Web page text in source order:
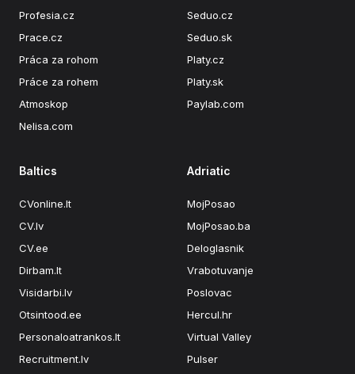
Profesia.cz
Prace.cz
Práca za rohom
Práce za rohem
Atmoskop
Nelisa.com
Seduo.cz
Seduo.sk
Platy.cz
Platy.sk
Paylab.com
Baltics
CVonline.lt
CV.lv
CV.ee
Dirbam.It
Visidarbi.lv
Otsintood.ee
Personaloatrankos.lt
Recruitment.lv
Adriatic
MojPosao
MojPosao.ba
Deloglasnik
Vrabotuvanje
Poslovac
Hercul.hr
Virtual Valley
Pulser